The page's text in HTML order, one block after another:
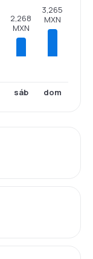
2,268
MXN
sáb
3,265
MXN
dom